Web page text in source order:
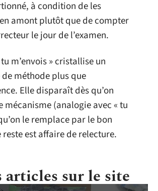
à condition de les
amont plutôt que de compter
le jour de l’examen.
m’envois » cristallise un
méthode plus que
Elle disparaît dès qu’on
mécanisme (analogie avec « tu
le remplace par le bon
reste est affaire de relecture.
articles sur le site